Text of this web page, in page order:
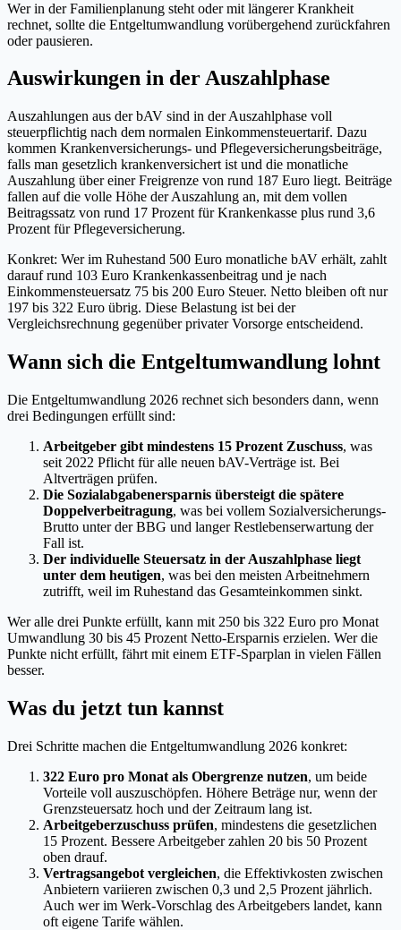
Wer in der Familienplanung steht oder mit längerer Krankheit
rechnet, sollte die Entgeltumwandlung vorübergehend zurückfahren
oder pausieren.
Auswirkungen in der Auszahlphase
Auszahlungen aus der bAV sind in der Auszahlphase voll
steuerpflichtig nach dem normalen Einkommensteuertarif. Dazu
kommen Krankenversicherungs- und Pflegeversicherungsbeiträge,
falls man gesetzlich krankenversichert ist und die monatliche
Auszahlung über einer Freigrenze von rund 187 Euro liegt. Beiträge
fallen auf die volle Höhe der Auszahlung an, mit dem vollen
Beitragssatz von rund 17 Prozent für Krankenkasse plus rund 3,6
Prozent für Pflegeversicherung.
Konkret: Wer im Ruhestand 500 Euro monatliche bAV erhält, zahlt
darauf rund 103 Euro Krankenkassenbeitrag und je nach
Einkommensteuersatz 75 bis 200 Euro Steuer. Netto bleiben oft nur
197 bis 322 Euro übrig. Diese Belastung ist bei der
Vergleichsrechnung gegenüber privater Vorsorge entscheidend.
Wann sich die Entgeltumwandlung lohnt
Die Entgeltumwandlung 2026 rechnet sich besonders dann, wenn
drei Bedingungen erfüllt sind:
Arbeitgeber gibt mindestens 15 Prozent Zuschuss, was
seit 2022 Pflicht für alle neuen bAV-Verträge ist. Bei
Altverträgen prüfen.
Die Sozialabgabenersparnis übersteigt die spätere
Doppelverbeitragung, was bei vollem Sozialversicherungs-
Brutto unter der BBG und langer Restlebenserwartung der
Fall ist.
Der individuelle Steuersatz in der Auszahlphase liegt
unter dem heutigen, was bei den meisten Arbeitnehmern
zutrifft, weil im Ruhestand das Gesamteinkommen sinkt.
Wer alle drei Punkte erfüllt, kann mit 250 bis 322 Euro pro Monat
Umwandlung 30 bis 45 Prozent Netto-Ersparnis erzielen. Wer die
Punkte nicht erfüllt, fährt mit einem ETF-Sparplan in vielen Fällen
besser.
Was du jetzt tun kannst
Drei Schritte machen die Entgeltumwandlung 2026 konkret:
322 Euro pro Monat als Obergrenze nutzen, um beide
Vorteile voll auszuschöpfen. Höhere Beträge nur, wenn der
Grenzsteuersatz hoch und der Zeitraum lang ist.
Arbeitgeberzuschuss prüfen, mindestens die gesetzlichen
15 Prozent. Bessere Arbeitgeber zahlen 20 bis 50 Prozent
oben drauf.
Vertragsangebot vergleichen, die Effektivkosten zwischen
Anbietern variieren zwischen 0,3 und 2,5 Prozent jährlich.
Auch wer im Werk-Vorschlag des Arbeitgebers landet, kann
oft eigene Tarife wählen.